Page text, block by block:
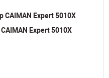
Expert 5010X